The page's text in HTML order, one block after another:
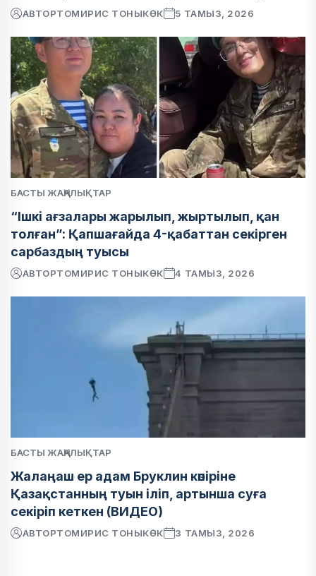
АВТОРТОМИРИС ТОНЫКӨК 5 ТАМЫЗ, 2026
БАСТЫ ЖАҢАЛЫҚТАР
“Ішкі ағзалары жарылып, жыртылып, қан
толған”: Қапшағайда 4-қабаттан секірген
сарбаздың туысы
АВТОРТОМИРИС ТОНЫКӨК 4 ТАМЫЗ, 2026
БАСТЫ ЖАҢАЛЫҚТАР
Жалаңаш ер адам Бруклин көпіріне
Қазақстанның туын іліп, артынша суға
секіріп кеткен (ВИДЕО)
АВТОРТОМИРИС ТОНЫКӨК 3 ТАМЫЗ, 2026